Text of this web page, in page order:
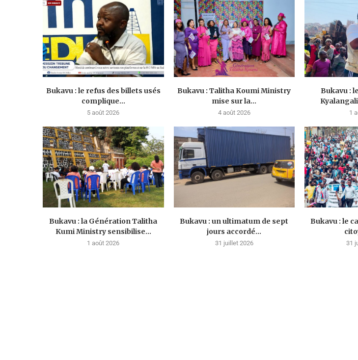
Bukavu : le refus des billets usés
complique...
5 août 2026
Bukavu : Talitha Koumi Ministry
mise sur la...
4 août 2026
Bukavu :
1
Bukavu : la Génération Talitha
Kumi Ministry sensibilise...
1 août 2026
Bukavu : un ultimatum de sept
jours accordé...
31 juillet 2026
Bukavu : le
31